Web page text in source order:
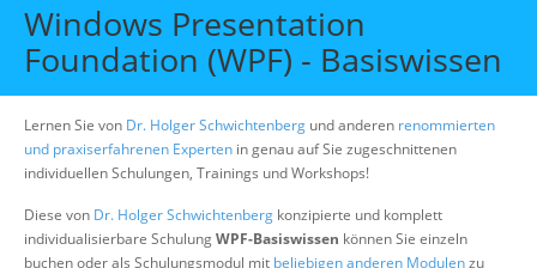
Beratung
Individuelle Schulungen
Offene Seminare
Wissen
Suche
Windows Presentation
Foundation (WPF) - Basiswissen
Lernen Sie von Dr. Holger Schwichtenberg und anderen renommierten
und praxiserfahrenen Experten in genau auf Sie zugeschnittenen
individuellen Schulungen, Trainings und Workshops!
Diese von Dr. Holger Schwichtenberg konzipierte und komplett
individualisierbare SchulungWPF-Basiswissen können Sie einzeln
buchen oder als Schulungsmodul mit beliebigen anderen Modulenzu